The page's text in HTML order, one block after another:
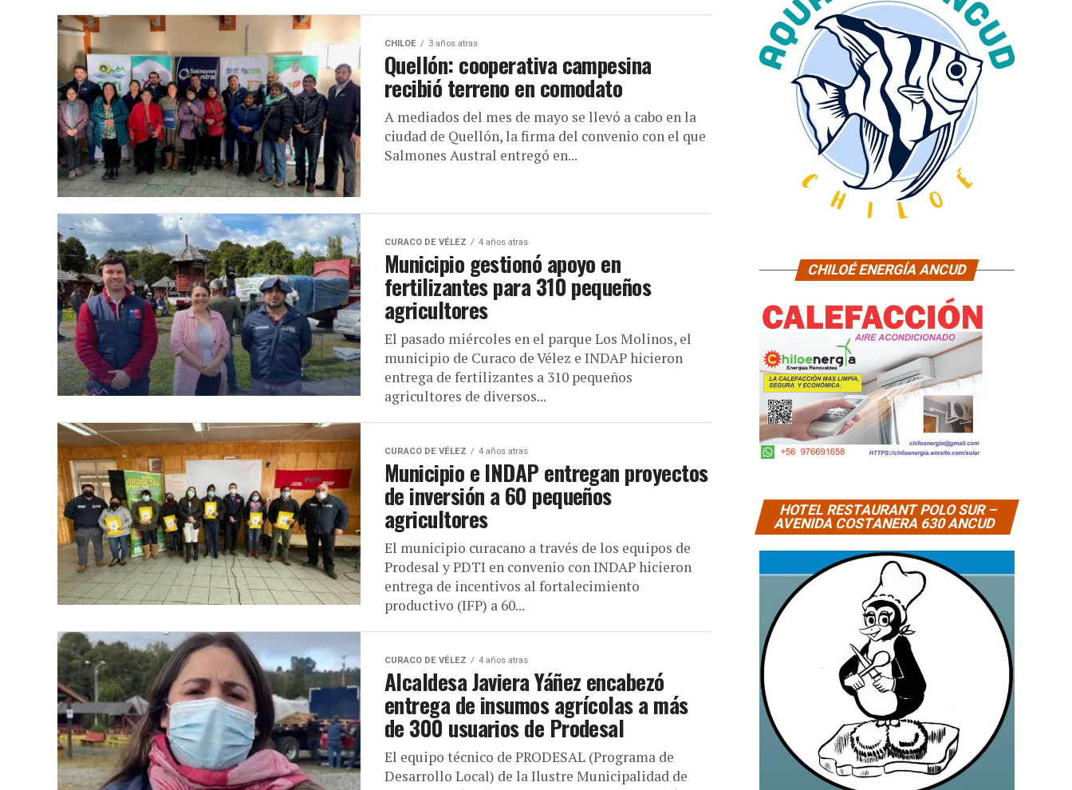
CHILOE 3 años atras
Quellón: cooperativa campesina
recibió terreno en comodato
A mediados del mes de mayo se llevó a cabo en la
ciudad de Quellón, la firma del convenio con el que
Salmones Austral entregó en...
CURACO DE VÉLEZ 4 años atras
Municipio gestionó apoyo en
fertilizantes para 310 pequeños
agricultores
El pasado miércoles en el parque Los Molinos, el
municipio de Curaco de Vélez e INDAP hicieron
entrega de fertilizantes a 310 pequeños
agricultores de diversos...
CURACO DE VÉLEZ 4 años atras
Municipio e INDAP entregan proyectos
de inversión a 60 pequeños
agricultores
El municipio curacano a través de los equipos de
Prodesal y PDTI en convenio con INDAP hicieron
entrega de incentivos al fortalecimiento
productivo (IFP) a 60...
CURACO DE VÉLEZ 4 años atras
Alcaldesa Javiera Yáñez encabezó
entrega de insumos agrícolas a más
de 300 usuarios de Prodesal
El equipo técnico de PRODESAL (Programa de
Desarrollo Local) de la Ilustre Municipalidad de
CHILOÉ ENERGÍA ANCUD
HOTEL RESTAURANT POLO SUR –
AVENIDA COSTANERA 630 ANCUD